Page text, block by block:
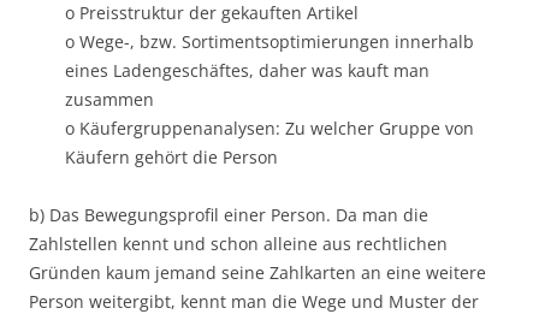
o Preisstruktur der gekauften Artikel
o Wege-, bzw. Sortimentsoptimierungen innerhalb
eines Ladengeschäftes, daher was kauft man
zusammen
o Käufergruppenanalysen: Zu welcher Gruppe von
Käufern gehört die Person
b) Das Bewegungsprofil einer Person. Da man die
Zahlstellen kennt und schon alleine aus rechtlichen
Gründen kaum jemand seine Zahlkarten an eine weitere
Person weitergibt, kennt man die Wege und Muster der